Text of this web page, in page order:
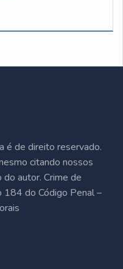
é de direito reservado.
citando nossos
do autor. Crime de
184 do Código Penal –